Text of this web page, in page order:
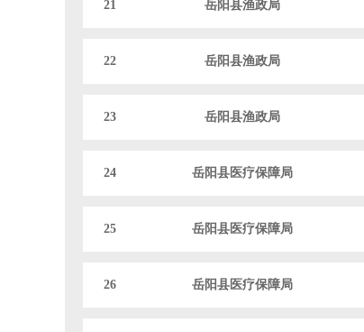
21 岳阳县渔政局
22 岳阳县渔政局
23 岳阳县渔政局
24 岳阳县医疗保障局
25 岳阳县医疗保障局
26 岳阳县医疗保障局